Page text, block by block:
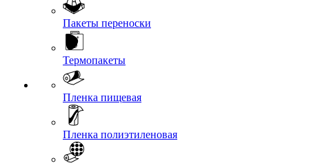
Пакеты переноски
Термопакеты
Пленка пищевая
Пленка полиэтиленовая